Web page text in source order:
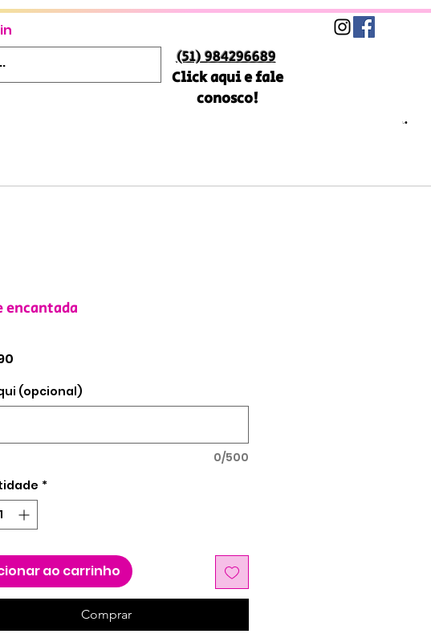
(51) 984296689
Click aqui e fale
conosco!
encantada
(opcional)
0/500
*
ao carrinho
Comprar